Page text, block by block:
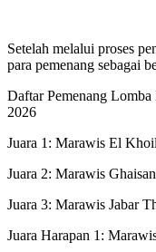
Setelah melalui proses
para pemenang sebagai
Daftar Pemenang
2026
Juara 1: Marawis El Khoil
Juara 2: Marawis
Juara 3: Marawis Jabar
Juara Harapan 1: